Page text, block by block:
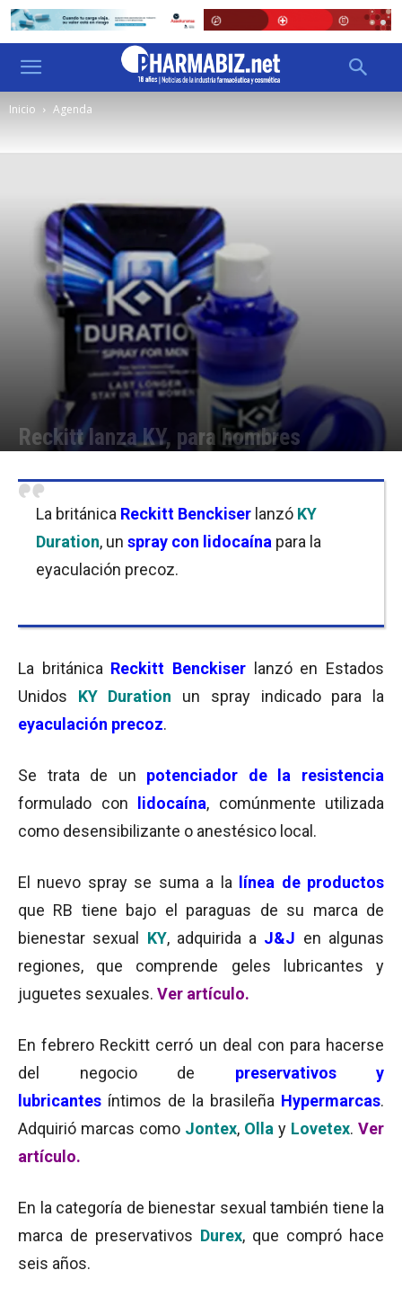
Inicio Agenda
Reckitt lanza KY, para hombres
La británica Reckitt Benckiser lanzó KY
Duration, un spray con lidocaína para la
eyaculación precoz.
La británica Reckitt Benckiser lanzó en Estados
Unidos KY Duration un spray indicado para la
eyaculación precoz.
Se trata de un potenciador de la resistencia
formulado con
lidocaína, comúnmente utilizada
como desensibilizante o anestésico local.
El nuevo spray se suma a la
línea de productos
que RB tiene bajo el paraguas de su marca de
bienestar sexual KY, adquirida a J&J en algunas
regiones, que comprende geles lubricantes y
juguetes sexuales. Ver artículo.
En febrero Reckitt cerró un deal con para hacerse
del negocio de preservativos y
lubricantes íntimos de la brasileña Hypermarcas.
Adquirió marcas como Jontex, Olla y Lovetex. Ver
artículo.
En la categoría de bienestar sexual también tiene la
marca de preservativos Durex, que compró hace
seis años.